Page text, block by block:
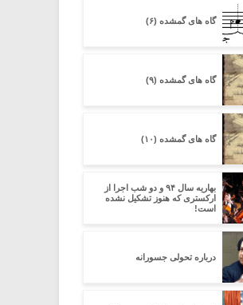
گاه های گمشده (۶)
گاه های گمشده (۹)
گاه های گمشده (۱۰)
بهاریه سال ۹۴ و دو شب اجرا از
ارکستری که هنوز تشکیل نشده
است!
درباره تحولی جسورانه